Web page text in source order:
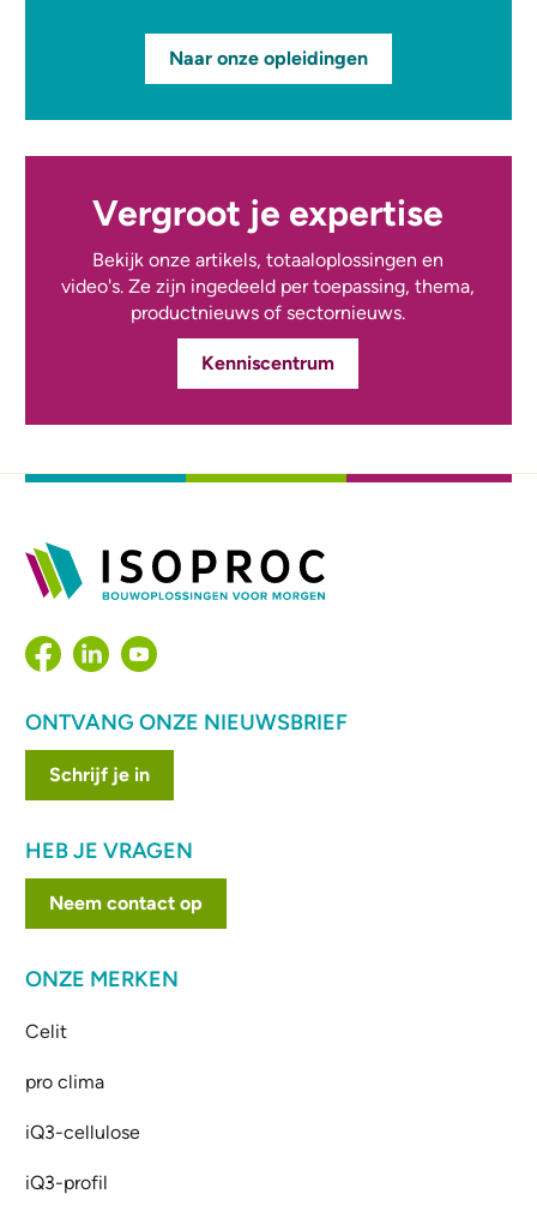
Naar onze opleidingen
Vergroot je expertise
Bekijk onze artikels, totaaloplossingen en
video's. Ze zijn ingedeeld per toepassing, thema,
productnieuws of sectornieuws.
Kenniscentrum
ONTVANG ONZE NIEUWSBRIEF
Schrijf je in
HEB JE VRAGEN
Neem contact op
ONZE MERKEN
Celit
pro clima
iQ3-cellulose
iQ3-profil